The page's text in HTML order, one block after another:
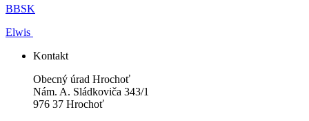
BBSK
Elwis
Kontakt
Obecný úrad Hrochoť
Nám. A. Sládkoviča 343/1
976 37 Hrochoť